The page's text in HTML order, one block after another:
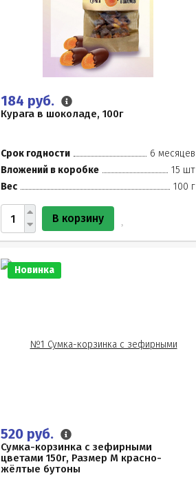
184 руб.
Курага в шоколаде, 100г
Срок годности
6 месяцев
Вложений в коробке
15 шт
Вес
100 г
В корзину
Новинка
520 руб.
Сумка-корзинка с зефирными
цветами 150г, Размер М красно-
жёлтые бутоны